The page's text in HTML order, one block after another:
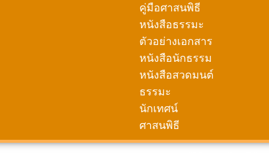
คู่มือศาสนพิธี
หนังสือธรรมะ
ตัวอย่างเอกสาร
หนังสือนักธรรม
หนังสือสวดมนต์
ธรรมะ
นักเทศน์
ศาสนพิธี